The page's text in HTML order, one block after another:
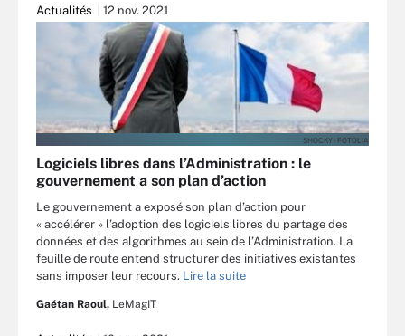
Actualités 12 nov. 2021
SHOCKY - FOTOLIA
Logiciels libres dans l’Administration : le
gouvernement a son plan d’action
Le gouvernement a exposé son plan d’action pour
« accélérer » l’adoption des logiciels libres du partage des
données et des algorithmes au sein de l’Administration. La
feuille de route entend structurer des initiatives existantes
sans imposer leur recours. Lire la suite
Gaétan Raoul, LeMagIT